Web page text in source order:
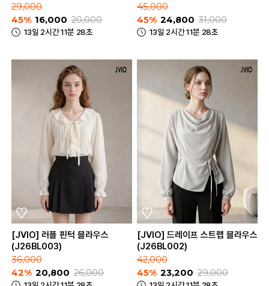
29,000
45% 16,000 20,000
13일 2시간 11분 28초
45,000
45% 24,800 31,000
13일 2시간 11분 28초
[JVIO] 러플 핀턱 블라우스
(J26BL003)
36,000
42% 20,800 26,000
[JVIO] 드레이프 스트랩 블라우스
(J26BL002)
42,000
45% 23,200 29,000